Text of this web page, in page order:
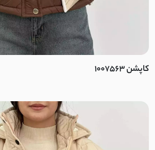
کاپشن 1007563